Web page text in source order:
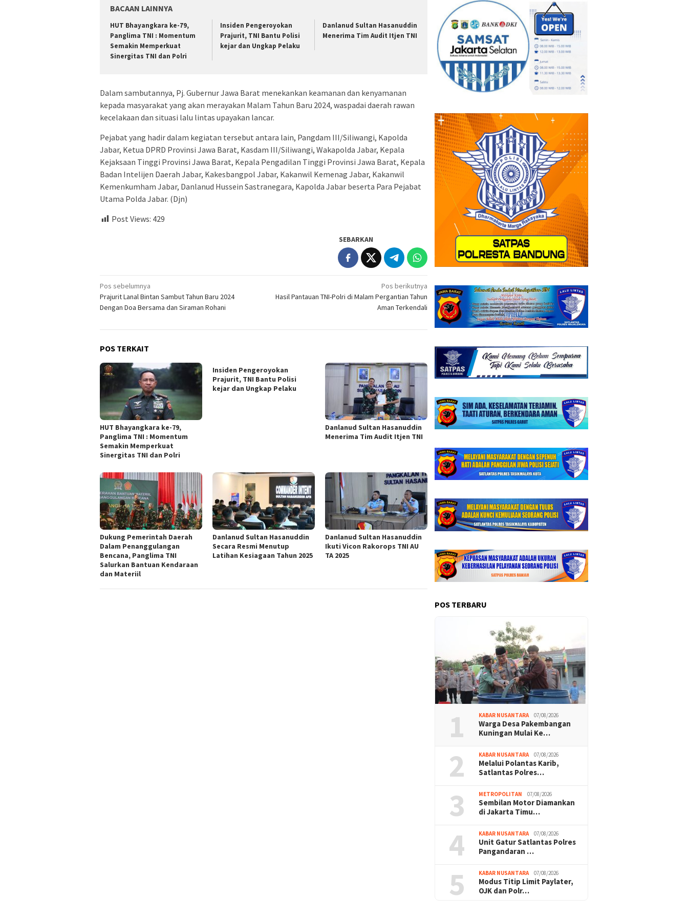
BACAAN LAINNYA
HUT Bhayangkara ke-79,
Panglima TNI : Momentum
Semakin Memperkuat
Sinergitas TNI dan Polri
Insiden Pengeroyokan
Prajurit, TNI Bantu Polisi
kejar dan Ungkap Pelaku
Danlanud Sultan Hasanuddin
Menerima Tim Audit Itjen TNI
Dalam sambutannya, Pj. Gubernur Jawa Barat menekankan keamanan dan kenyamanan
kepada masyarakat yang akan merayakan Malam Tahun Baru 2024, waspadai daerah rawan
kecelakaan dan situasi lalu lintas upayakan lancar.
Pejabat yang hadir dalam kegiatan tersebut antara lain, Pangdam III/Siliwangi, Kapolda
Jabar, Ketua DPRD Provinsi Jawa Barat, Kasdam III/Siliwangi, Wakapolda Jabar, Kepala
Kejaksaan Tinggi Provinsi Jawa Barat, Kepala Pengadilan Tinggi Provinsi Jawa Barat, Kepala
Badan Intelijen Daerah Jabar, Kakesbangpol Jabar, Kakanwil Kemenag Jabar, Kakanwil
Kemenkumham Jabar, Danlanud Hussein Sastranegara, Kapolda Jabar beserta Para Pejabat
Utama Polda Jabar. (Djn)
Post Views: 429
SEBARKAN
Navigasi
pos
Pos sebelumnya
Prajurit Lanal Bintan Sambut Tahun Baru 2024
Dengan Doa Bersama dan Siraman Rohani
Pos berikutnya
Hasil Pantauan TNI-Polri di Malam Pergantian Tahun
Aman Terkendali
POS TERKAIT
HUT Bhayangkara ke-79,
Panglima TNI : Momentum
Semakin Memperkuat
Sinergitas TNI dan Polri
Insiden Pengeroyokan
Prajurit, TNI Bantu Polisi
kejar dan Ungkap Pelaku
Danlanud Sultan Hasanuddin
Menerima Tim Audit Itjen TNI
Dukung Pemerintah Daerah
Dalam Penanggulangan
Bencana, Panglima TNI
Salurkan Bantuan Kendaraan
dan Materiil
Danlanud Sultan Hasanuddin
Secara Resmi Menutup
Latihan Kesiagaan Tahun 2025
Danlanud Sultan Hasanuddin
Ikuti Vicon Rakorops TNI AU
TA 2025
POS TERBARU
1 KABAR NUSANTARA 07/08/2026
Warga Desa Pakembangan
Kuningan Mulai Ke…
2 KABAR NUSANTARA 07/08/2026
Melalui Polantas Karib,
Satlantas Polres…
3 METROPOLITAN 07/08/2026
Sembilan Motor Diamankan
di Jakarta Timu…
4 KABAR NUSANTARA 07/08/2026
Unit Gatur Satlantas Polres
Pangandaran …
5 KABAR NUSANTARA 07/08/2026
Modus Titip Limit Paylater,
OJK dan Polr…